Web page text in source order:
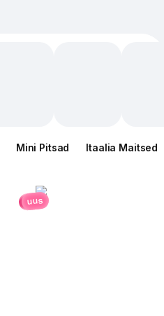
Mini Pitsad Itaalia Maitsed
uus